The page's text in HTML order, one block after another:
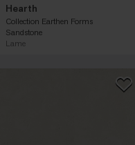
Hearth
Collection Earthen Forms
Sandstone
Lame